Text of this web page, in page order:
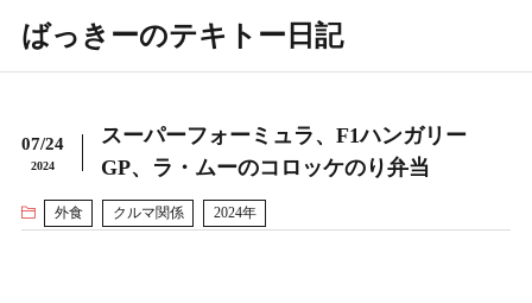
ばっきーのテキトー日記
07/24
2024
スーパーフォーミュラ、F1ハンガリー
GP、ラ・ムーのコロッケのり弁当
外食 クルマ関係 2024年